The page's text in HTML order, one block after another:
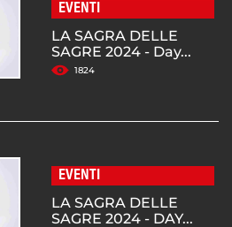
EVENTI
LA SAGRA DELLE
SAGRE 2024 - Day...
1824
EVENTI
LA SAGRA DELLE
SAGRE 2024 - DAY...